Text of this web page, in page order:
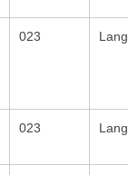
023
023